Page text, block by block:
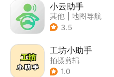
小云助手
其他
地图导航
3.5
工坊小助手
拍摄剪辑
1.0